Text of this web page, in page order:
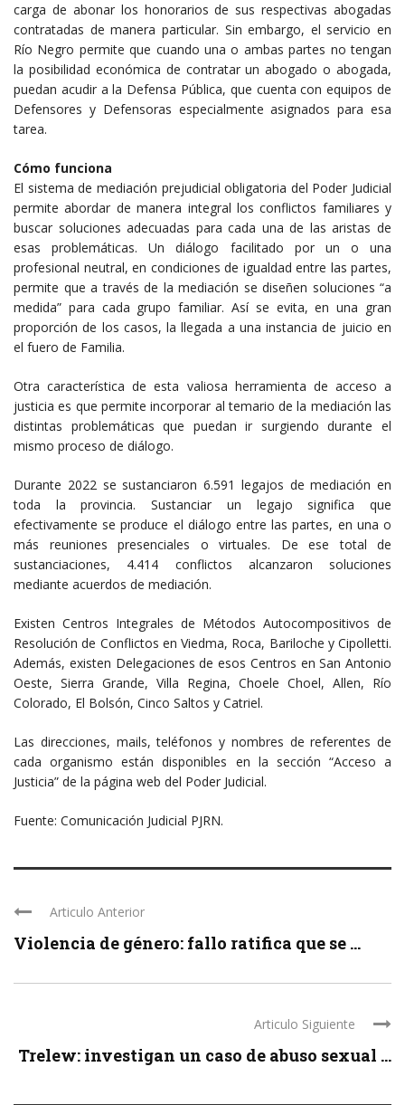
carga de abonar los honorarios de sus respectivas abogadas
contratadas de manera particular. Sin embargo, el servicio en
Río Negro permite que cuando una o ambas partes no tengan
la posibilidad económica de contratar un abogado o abogada,
puedan acudir a la Defensa Pública, que cuenta con equipos de
Defensores y Defensoras especialmente asignados para esa
tarea.
Cómo funciona
El sistema de mediación prejudicial obligatoria del Poder Judicial
permite abordar de manera integral los conflictos familiares y
buscar soluciones adecuadas para cada una de las aristas de
esas problemáticas. Un diálogo facilitado por un o una
profesional neutral, en condiciones de igualdad entre las partes,
permite que a través de la mediación se diseñen soluciones “a
medida” para cada grupo familiar. Así se evita, en una gran
proporción de los casos, la llegada a una instancia de juicio en
el fuero de Familia.
Otra característica de esta valiosa herramienta de acceso a
justicia es que permite incorporar al temario de la mediación las
distintas problemáticas que puedan ir surgiendo durante el
mismo proceso de diálogo.
Durante 2022 se sustanciaron 6.591 legajos de mediación en
toda la provincia. Sustanciar un legajo significa que
efectivamente se produce el diálogo entre las partes, en una o
más reuniones presenciales o virtuales. De ese total de
sustanciaciones, 4.414 conflictos alcanzaron soluciones
mediante acuerdos de mediación.
Existen Centros Integrales de Métodos Autocompositivos de
Resolución de Conflictos en Viedma, Roca, Bariloche y Cipolletti.
Además, existen Delegaciones de esos Centros en San Antonio
Oeste, Sierra Grande, Villa Regina, Choele Choel, Allen, Río
Colorado, El Bolsón, Cinco Saltos y Catriel.
Las direcciones, mails, teléfonos y nombres de referentes de
cada organismo están disponibles en la sección “Acceso a
Justicia” de la página web del Poder Judicial.
Fuente: Comunicación Judicial PJRN.
Articulo Anterior
Violencia de género: fallo ratifica que se ...
Articulo Siguiente
Trelew: investigan un caso de abuso sexual ...